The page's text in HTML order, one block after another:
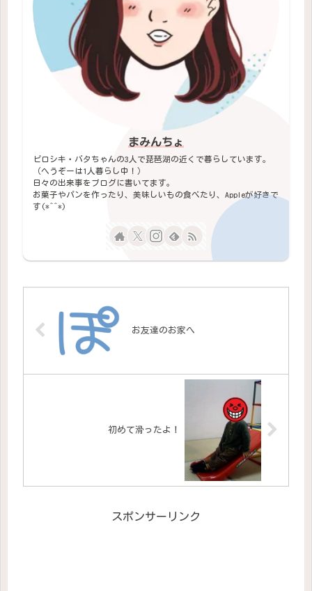
まみんちょ
ピロシキ・バタちゃんの3人で琵琶湖の近くで暮らしています。
（へうぞーは1人暮らし中！）
日々の出来事をブログに書いてます。
お菓子やパンを作ったり、美味しいもの食べたり、Appleが好きで
す(*^^*)
お友達のお家へ
初めて滑ったよ！
スポンサーリンク